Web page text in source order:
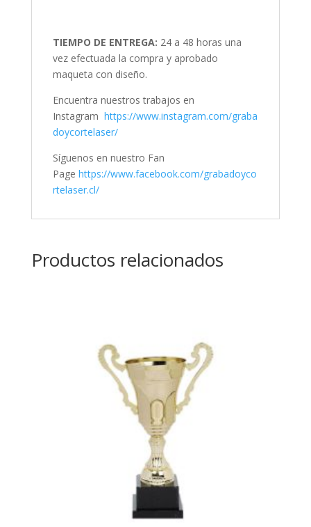
TIEMPO DE ENTREGA: 24 a 48 horas una
vez efectuada la compra y aprobado
maqueta con diseño.
Encuentra nuestros trabajos en
Instagram https://www.instagram.com/graba
doycortelaser/
Síguenos en nuestro Fan
Page https://www.facebook.com/grabadoyco
rtelaser.cl/
Productos relacionados